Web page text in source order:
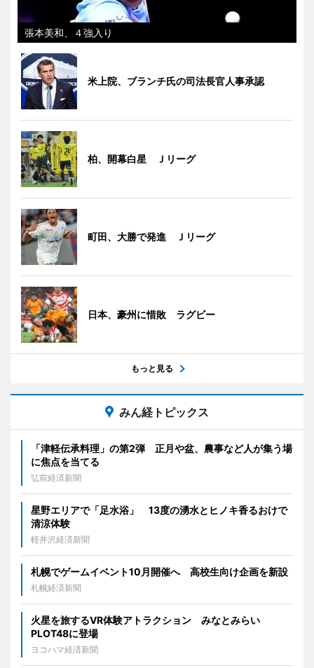
張本美和、４強入り
米上院、ブランチ氏の司法長官人事承認
柏、開幕白星 Ｊリーグ
町田、大勝で発進 Ｊリーグ
日本、豪州に惜敗 ラグビー
もっと見る
みん経トピックス
「津軽伝承料理」の第2弾 正月や盆、農事など人が集う場
に焦点を当てる
弘前経済新聞
星野エリアで「足水浴」 13度の湧水とヒノキ香るおけで
清涼体験
軽井沢経済新聞
札幌でゲームイベント10月開催へ 高校生向け企画を新設
札幌経済新聞
火星を旅するVR体験アトラクション みなとみらい
PLOT48に登場
ヨコハマ経済新聞